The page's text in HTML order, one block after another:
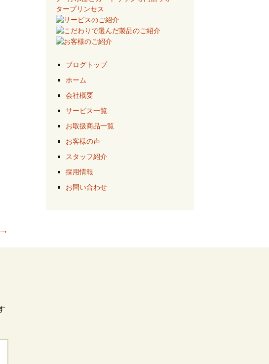
→
ブログトップ
ホーム
会社概要
サービス一覧
お取扱商品一覧
お客様の声
スタッフ紹介
採用情報
お問い合わせ